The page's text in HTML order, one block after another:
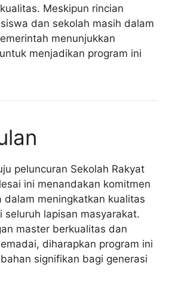
Meskipun rincian
dan sekolah masih dalam
menunjukkan
menjadikan program ini
peluncuran Sekolah Rakyat
ini menandakan komitmen
dalam meningkatkan kualitas
seluruh lapisan masyarakat.
master berkualitas dan
diharapkan program ini
signifikan bagi generasi